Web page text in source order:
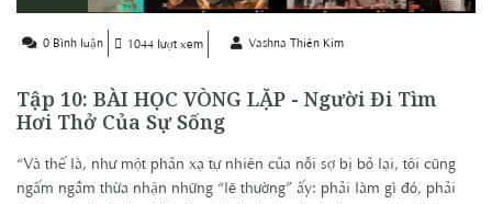
0 Bình luận 1044 lượt xem Vashna Thiên Kim
Tập 10: BÀI HỌC VÒNG LẶP - Người Đi Tìm
Hơi Thở Của Sự Sống
“Và thế là, như một phản xạ tự nhiên của nỗi sợ bị bỏ lại, tôi cũng
ngấm ngầm thừa nhận những “lẽ thường” ấy: phải làm gì đó, phải